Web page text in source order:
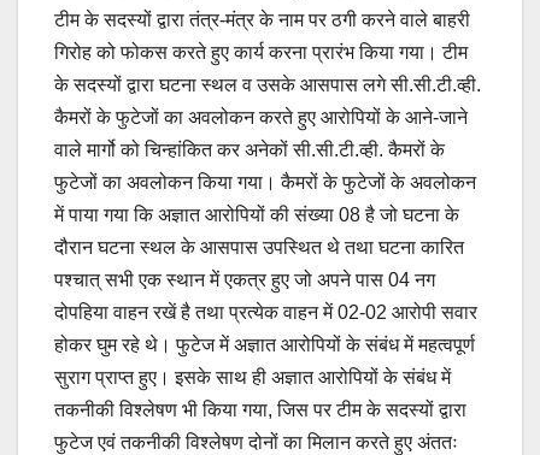
टीम के सदस्यों द्वारा तंत्र-मंत्र के नाम पर ठगी करने वाले बाहरी
गिरोह को फोकस करते हुए कार्य करना प्रारंभ किया गया। टीम
के सदस्यों द्वारा घटना स्थल व उसके आसपास लगे सी.सी.टी.व्ही.
कैमरों के फुटेजों का अवलोकन करते हुए आरोपियों के आने-जाने
वाले मार्गो को चिन्हांकित कर अनेकों सी.सी.टी.व्ही. कैमरों के
फुटेजों का अवलोकन किया गया। कैमरों के फुटेजों के अवलोकन
में पाया गया कि अज्ञात आरोपियों की संख्या 08 है जो घटना के
दौरान घटना स्थल के आसपास उपस्थित थे तथा घटना कारित
पश्चात् सभी एक स्थान में एकत्र हुए जो अपने पास 04 नग
दोपहिया वाहन रखें है तथा प्रत्येक वाहन में 02-02 आरोपी सवार
होकर घुम रहे थे। फुटेज में अज्ञात आरोपियों के संबंध में महत्वपूर्ण
सुराग प्राप्त हुए। इसके साथ ही अज्ञात आरोपियों के संबंध में
तकनीकी विश्लेषण भी किया गया, जिस पर टीम के सदस्यों द्वारा
फुटेज एवं तकनीकी विश्लेषण दोनों का मिलान करते हुए अंततः